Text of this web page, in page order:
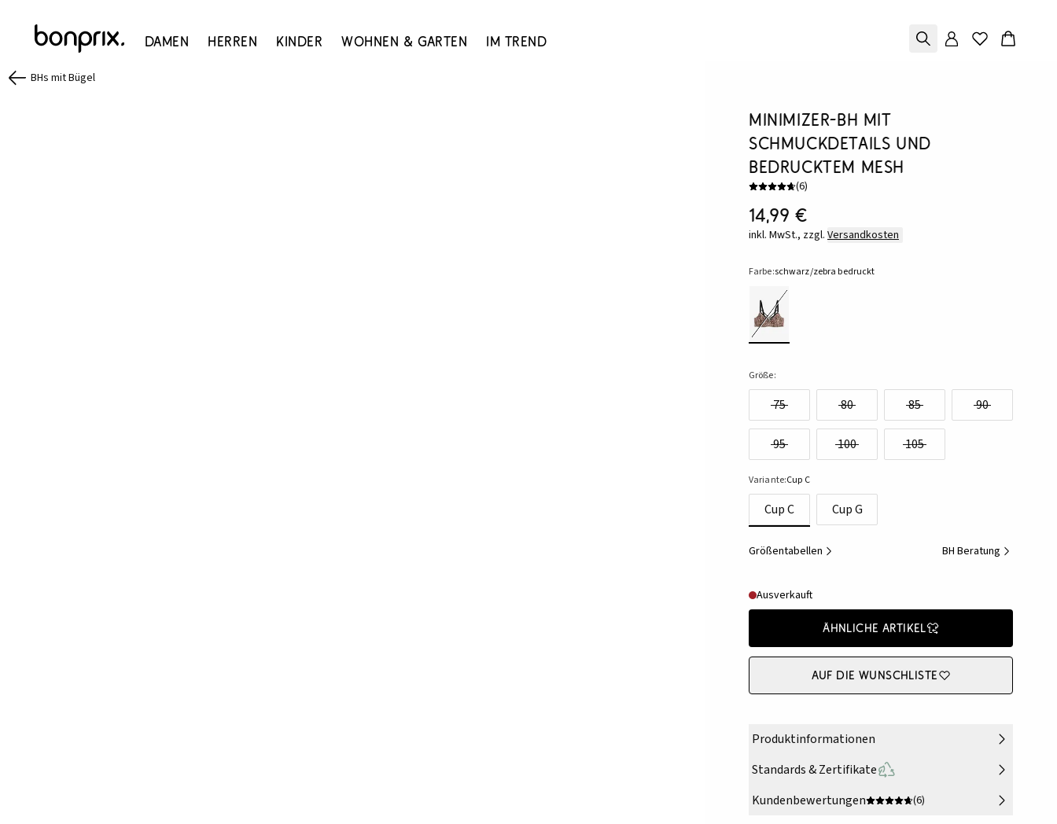
Damen Herren Kinder Wohnen & Garten Im Trend
BHs mit Bügel
Minimizer-BH mit
Schmuckdetails und
bedrucktem Mesh
(6)
14,99 €
inkl. MwSt., zzgl. Versandkosten
Farbe:schwarz/zebra bedruckt
Größe:
75 80 85 90
95 100 105
Variante:Cup C
Cup C Cup G
Größentabellen BH Beratung
Ausverkauft
Ähnliche Artikel
Auf die Wunschliste
Produktinformationen
Standards & Zertifikate
Kundenbewertungen
(6)